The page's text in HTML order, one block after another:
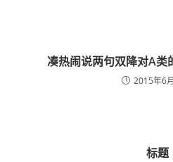
凑热闹说两句双降对A类
2015年6
标题